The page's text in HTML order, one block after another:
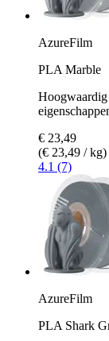
AzureFilm
PLA Marble
Hoogwaardig
€ 23,49
(€ 23,49 / kg)
4.1 (7)
AzureFilm
PLA Shark